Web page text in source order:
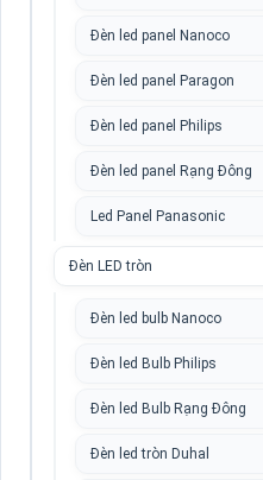
Đèn led panel Nanoco
Đèn led panel Paragon
Đèn led panel Philips
Đèn led panel Rạng Đông
Led Panel Panasonic
Đèn LED tròn
Đèn led bulb Nanoco
Đèn led Bulb Philips
Đèn led Bulb Rạng Đông
Đèn led tròn Duhal